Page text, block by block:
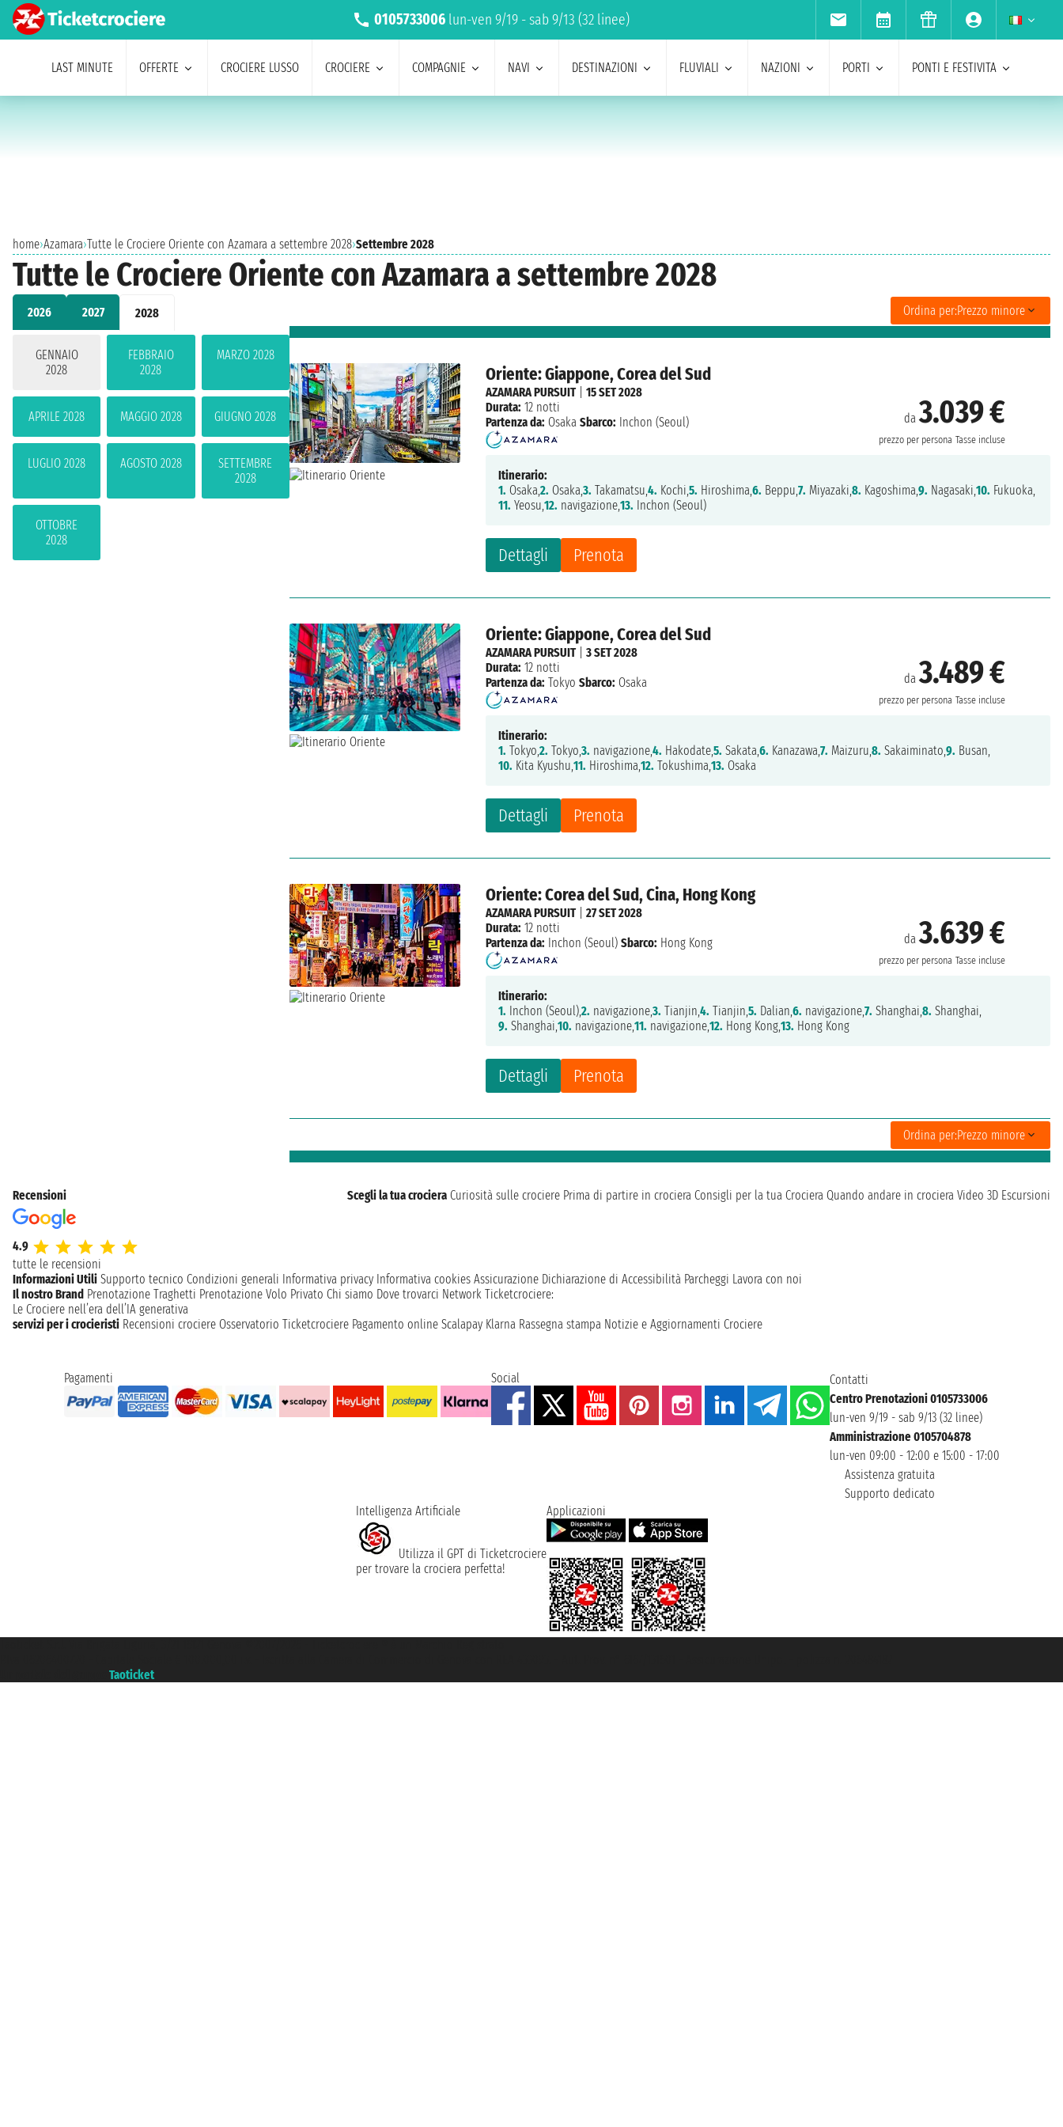
0105733006 lun-ven 9/19 - sab 9/13 (32 linee)
LAST MINUTE OFFERTE CROCIERE LUSSO CROCIERE COMPAGNIE NAVI DESTINAZIONI FLUVIALI NAZIONI PORTI PONTI E FESTIVITA
home›Azamara›Tutte le Crociere Oriente con Azamara a settembre 2028›Settembre 2028
Tutte le Crociere Oriente con Azamara a settembre 2028
2026 2027 2028
GENNAIO
2028
FEBBRAIO
2028
MARZO 2028
APRILE 2028 MAGGIO 2028 GIUGNO 2028
LUGLIO 2028 AGOSTO 2028
SETTEMBRE
2028
OTTOBRE
2028
Ordina per:Prezzo minore
Oriente: Giappone, Corea del Sud
da3.039 €
prezzo per persona Tasse incluse
Dettagli Prenota
AZAMARA PURSUIT|15 SET 2028
Durata: 12 notti
Partenza da: Osaka Sbarco: Inchon (Seoul)
Itinerario:
1. Osaka,2. Osaka,3. Takamatsu,4. Kochi,5. Hiroshima,6. Beppu,7. Miyazaki,8. Kagoshima,9. Nagasaki,10. Fukuoka,
11. Yeosu,12. navigazione,13. Inchon (Seoul)
Oriente: Giappone, Corea del Sud
da3.489 €
prezzo per persona Tasse incluse
Dettagli Prenota
AZAMARA PURSUIT|3 SET 2028
Durata: 12 notti
Partenza da: Tokyo Sbarco: Osaka
Itinerario:
1. Tokyo,2. Tokyo,3. navigazione,4. Hakodate,5. Sakata,6. Kanazawa,7. Maizuru,8. Sakaiminato,9. Busan,
10. Kita Kyushu,11. Hiroshima,12. Tokushima,13. Osaka
Oriente: Corea del Sud, Cina, Hong Kong
da3.639 €
prezzo per persona Tasse incluse
Dettagli Prenota
AZAMARA PURSUIT|27 SET 2028
Durata: 12 notti
Partenza da: Inchon (Seoul) Sbarco: Hong Kong
Itinerario:
1. Inchon (Seoul),2. navigazione,3. Tianjin,4. Tianjin,5. Dalian,6. navigazione,7. Shanghai,8. Shanghai,
9. Shanghai,10. navigazione,11. navigazione,12. Hong Kong,13. Hong Kong
Ordina per:Prezzo minore
Recensioni
4.9
tutte le recensioni
Scegli la tua crociera Curiosità sulle crociere Prima di partire in crociera Consigli per la tua Crociera Quando andare in crociera Video 3D Escursioni
Informazioni Utili Supporto tecnico Condizioni generali Informativa privacy Informativa cookies Assicurazione Dichiarazione di Accessibilità Parcheggi Lavora con noi
Il nostro Brand Prenotazione Traghetti Prenotazione Volo Privato Chi siamo Dove trovarci Network Ticketcrociere:
Le Crociere nell’era dell’IA generativa
servizi per i crocieristi Recensioni crociere Osservatorio Ticketcrociere Pagamento online Scalapay Klarna Rassegna stampa Notizie e Aggiornamenti Crociere
Pagamenti Social
Contatti
Centro Prenotazioni 0105733006
lun-ven 9/19 - sab 9/13 (32 linee)
Amministrazione 0105704878
lun-ven 09:00 - 12:00 e 15:00 - 17:00
Assistenza gratuita
Supporto dedicato
Intelligenza Artificiale
Utilizza il GPT di Ticketcrociere
per trovare la crociera perfetta!
Applicazioni
Taoticket